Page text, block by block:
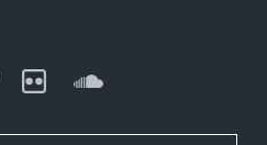
Vimeo Flickr SoundCloud